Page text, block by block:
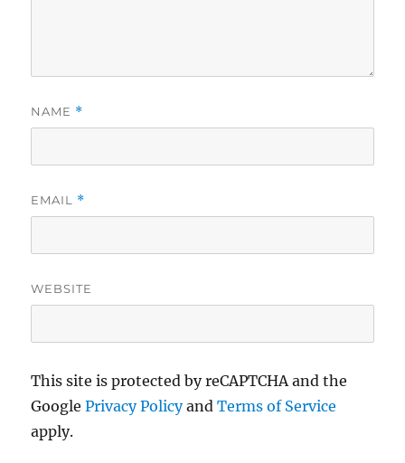
NAME *
EMAIL *
WEBSITE
This site is protected by reCAPTCHA and the
GooglePrivacy PolicyandTerms of Service
apply.